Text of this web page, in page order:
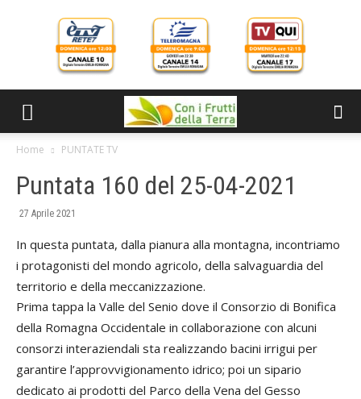
Home PUNTATE TV
Puntata 160 del 25-04-2021
27 Aprile 2021
In questa puntata, dalla pianura alla montagna, incontriamo
i protagonisti del mondo agricolo, della salvaguardia del
territorio e della meccanizzazione.
Prima tappa la Valle del Senio dove il Consorzio di Bonifica
della Romagna Occidentale in collaborazione con alcuni
consorzi interaziendali sta realizzando bacini irrigui per
garantire l’approvvigionamento idrico; poi un sipario
dedicato ai prodotti del Parco della Vena del Gesso